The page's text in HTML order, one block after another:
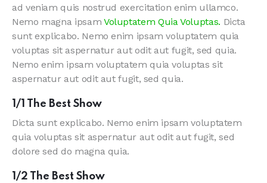
ad veniam quis nostrud exercitation enim ullamco.
Nemo magna ipsam Voluptatem Quia Voluptas. Dicta
sunt explicabo. Nemo enim ipsam voluptatem quia
voluptas sit aspernatur aut odit aut fugit, sed quia.
Nemo enim ipsam voluptatem quia voluptas sit
aspernatur aut odit aut fugit, sed quia.
1/1 The Best Show
Dicta sunt explicabo. Nemo enim ipsam voluptatem
quia voluptas sit aspernatur aut odit aut fugit, sed
dolore sed do magna quia.
1/2 The Best Show